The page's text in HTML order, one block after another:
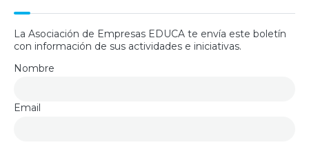
La Asociación de Empresas EDUCA te envía este boletín
con información de sus actividades e iniciativas.
Nombre
Email